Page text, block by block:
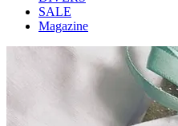
SALE
Magazine